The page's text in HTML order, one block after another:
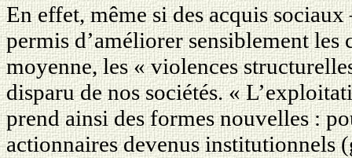
En effet, même si des acquis
permis d’améliorer sensiblement les
moyenne, les « violences
disparu de nos sociétés. «
prend ainsi des formes nouvelles :
actionnaires devenus institutionnels